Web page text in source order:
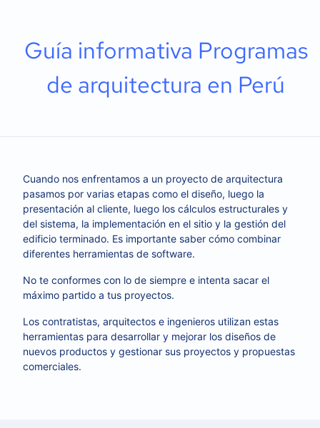
Guía informativa Programas
de arquitectura en Perú
Cuando nos enfrentamos a un proyecto de arquitectura
pasamos por varias etapas como el diseño, luego la
presentación al cliente, luego los cálculos estructurales y
del sistema, la implementación en el sitio y la gestión del
edificio terminado. Es importante saber cómo combinar
diferentes herramientas de software.
No te conformes con lo de siempre e intenta sacar el
máximo partido a tus proyectos.
Los contratistas, arquitectos e ingenieros utilizan estas
herramientas para desarrollar y mejorar los diseños de
nuevos productos y gestionar sus proyectos y propuestas
comerciales.